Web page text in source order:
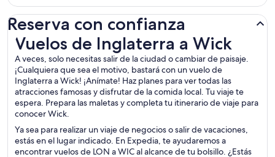
Reserva con confianza
Vuelos de Inglaterra a Wick
A veces, solo necesitas salir de la ciudad o cambiar de paisaje.
¡Cualquiera que sea el motivo, bastará con un vuelo de
Inglaterra a Wick! ¡Anímate! Haz planes para ver todas las
atracciones famosas y disfrutar de la comida local. Tu viaje te
espera. Prepara las maletas y completa tu itinerario de viaje para
conocer Wick.
Ya sea para realizar un viaje de negocios o salir de vacaciones,
estás en el lugar indicado. En Expedia, te ayudaremos a
encontrar vuelos de LON a WIC al alcance de tu bolsillo. ¿Estás
Vuelos de Inglaterra a Wick